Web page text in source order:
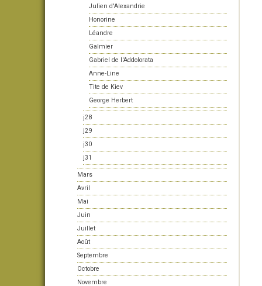
Julien d'Alexandrie
Honorine
Léandre
Galmier
Gabriel de l'Addolorata
Anne-Line
Tite de Kiev
George Herbert
j28
j29
j30
j31
Mars
Avril
Mai
Juin
Juillet
Août
Septembre
Octobre
Novembre